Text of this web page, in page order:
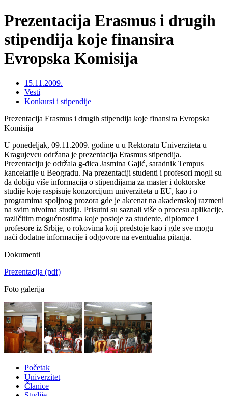
Prezentacija Erasmus i drugih
stipendija koje finansira
Evropska Komisija
15.11.2009.
Vesti
Konkursi i stipendije
Prezentacija Erasmus i drugih stipendija koje finansira Evropska
Komisija
U ponedeljak, 09.11.2009. godine u u Rektoratu Univerziteta u
Kragujevcu održana je prezentacija Erasmus stipendija.
Prezentaciju je održala g-đica Jasmina Gajić, saradnik Tempus
kancelarije u Beogradu. Na prezentaciji studenti i profesori mogli su
da dobiju više informacija o stipendijama za master i doktorske
studije koje raspisuje konzorcijum univerziteta u EU, kao i o
programima spoljnog prozora gde je akcenat na akademskoj razmeni
na svim nivoima studija. Prisutni su saznali više o procesu aplikacije,
različitim mogućnostima koje postoje za studente, diplomce i
profesore iz Srbije, o rokovima koji predstoje kao i gde sve mogu
naći dodatne informacije i odgovore na eventualna pitanja.
Dokumenti
Prezentacija (pdf)
Foto galerija
Početak
Univerzitet
Članice